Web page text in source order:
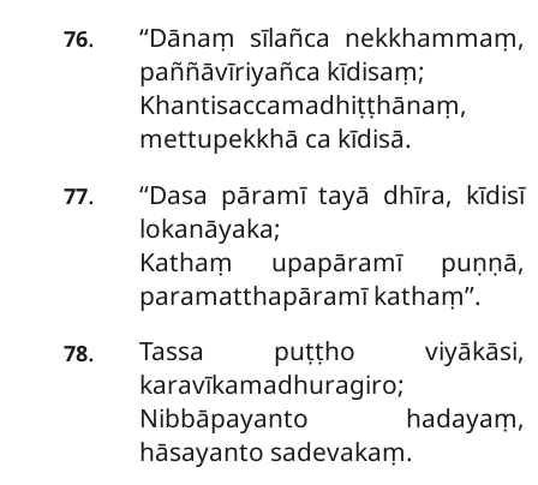
76. ‘‘Dānaṃ sīlañca nekkhammaṃ,
paññāvīriyañca kīdisaṃ;
Khantisaccamadhiṭṭhānaṃ,
mettupekkhā ca kīdisā.
77. ‘‘Dasa pāramī tayā dhīra, kīdisī
lokanāyaka;
Kathaṃ upapāramī puṇṇā,
paramatthapāramī kathaṃ’’.
78.
Tassa puṭṭho viyākāsi,
karavīkamadhuragiro;
Nibbāpayanto hadayaṃ,
hāsayanto sadevakaṃ.